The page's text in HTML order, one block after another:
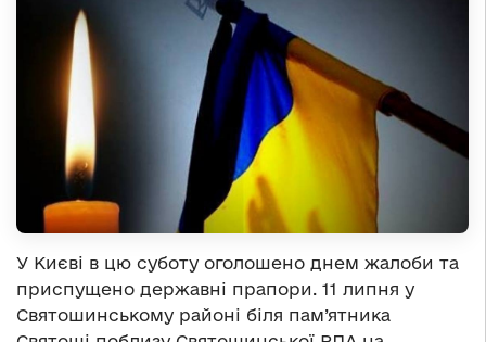
У Києві в цю суботу оголошено днем жалоби та
приспущено державні прапори. 11 липня у
Святошинському районі біля пам’ятника